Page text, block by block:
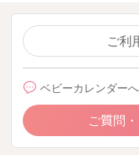
ご利
ベビーカレンダー
ご質問